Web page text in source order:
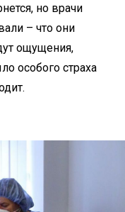
но врачи
– что они
ощущения,
особого страха